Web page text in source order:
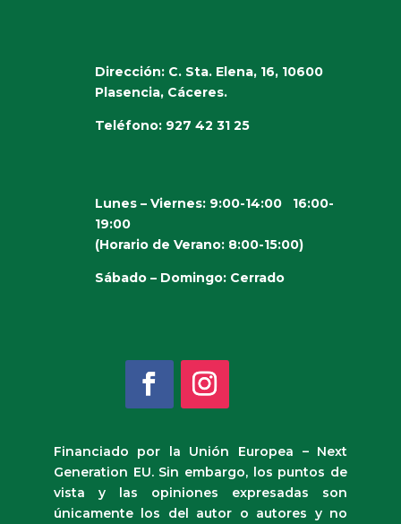
Dirección: C. Sta. Elena, 16, 10600
Plasencia, Cáceres.
Teléfono: 927 42 31 25
Lunes – Viernes: 9:00-14:00 16:00-
19:00
(Horario de Verano: 8:00-15:00)
Sábado – Domingo: Cerrado
Financiado por la Unión Europea – Next
Generation EU. Sin embargo, los puntos de
vista y las opiniones expresadas son
únicamente los del autor o autores y no